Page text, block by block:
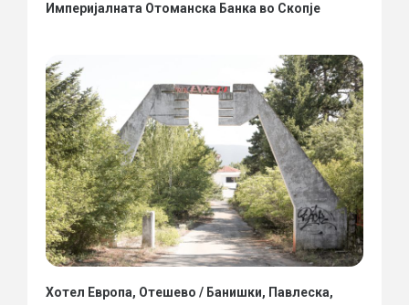
Империјалната Отоманска Банка во Скопје
Хотел Европа, Отешево / Банишки, Павлеска,